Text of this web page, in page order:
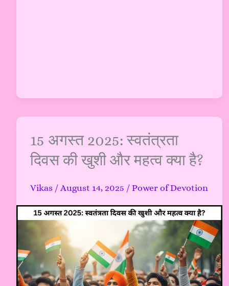
15 अगस्त 2025: स्वतंत्रता
दिवस की खुशी और महत्व क्या है?
Vikas / August 14, 2025 / Power of Devotion
15
अगस्त
2025:
दिवस
की
खुशी
महत्व
क्या
है?